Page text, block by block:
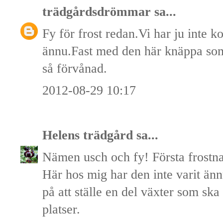
trädgårdsdrömmar sa...
Fy för frost redan.Vi har ju inte
ännu.Fast med den här knäppa
så förvånad.
2012-08-29 10:17
Helens trädgård sa...
Nämen usch och fy! Första
Här hos mig har den inte varit
på att ställe en del växter som
platser.